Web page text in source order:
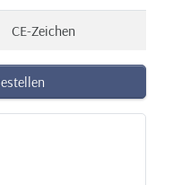
CE-Zeichen